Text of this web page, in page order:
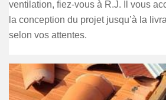
ventilation, fiez-vous à R.J. Il vous
la conception du projet jusqu’à la
selon vos attentes.